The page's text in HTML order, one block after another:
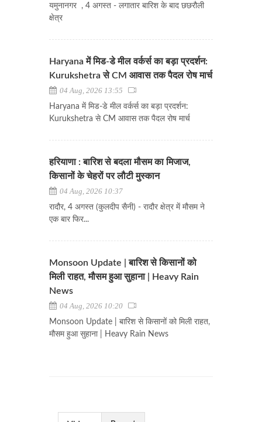
यमुनानगर , 4 अगस्त - लगातार बारिश के बाद छछरौली
क्षेत्र
Haryana में मिड-डे मील वर्कर्स का बड़ा प्रदर्शन:
Kurukshetra से CM आवास तक पैदल रोष मार्च
04 Aug, 2026 13:55
Haryana में मिड-डे मील वर्कर्स का बड़ा प्रदर्शन:
Kurukshetra से CM आवास तक पैदल रोष मार्च
हरियाणा : बारिश से बदला मौसम का मिजाज,
किसानों के चेहरों पर लौटी मुस्कान
04 Aug, 2026 10:37
रादौर, 4 अगस्त (कुलदीप सैनी) - रादौर क्षेत्र में मौसम ने
एक बार फिर...
Monsoon Update | बारिश से किसानों को
मिली राहत, मौसम हुआ सुहाना | Heavy Rain
News
04 Aug, 2026 10:20
Monsoon Update | बारिश से किसानों को मिली राहत,
मौसम हुआ सुहाना | Heavy Rain News